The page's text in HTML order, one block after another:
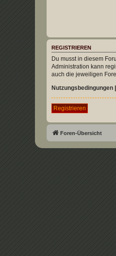
REGISTRIEREN
Du musst in diesem
Administration kann
auch die jeweiligen
Nutzungsbedingungen
Registrieren
Foren-Übersicht